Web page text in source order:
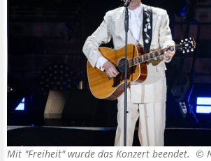
Mit "Freiheit" wurde das Konzert beendet. ©